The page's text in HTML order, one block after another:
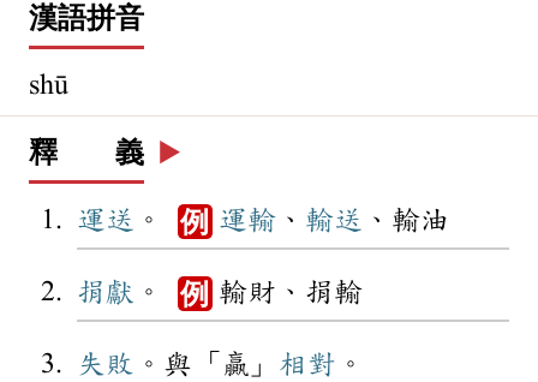
漢語拼音
shū
釋 義 ▶️
運送 。 例 運輸、 輸送 、輸油
捐獻 。 例 輸財、捐輸
失敗 。與「贏」 相對 。